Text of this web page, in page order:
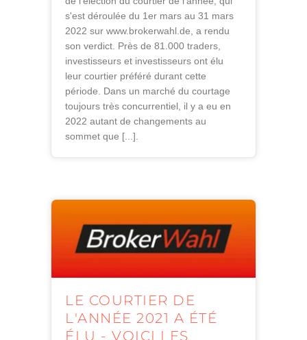
s'est déroulée du 1er mars au 31 mars
2022 sur www.brokerwahl.de, a rendu
son verdict. Près de 81.000 traders,
investisseurs et investisseurs ont élu
leur courtier préféré durant cette
période. Dans un marché du courtage
toujours très concurrentiel, il y a eu en
2022 autant de changements au
sommet que [...].
LE COURTIER DE
L'ANNÉE 2021 A ÉTÉ
ÉLU - VOICI LES